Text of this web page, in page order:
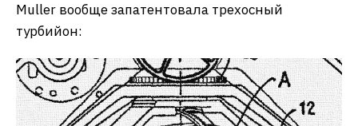
Muller вообще запатентовала трехосный
турбийон: